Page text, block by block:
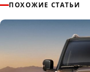
ПОХОЖИЕ СТАТЬИ